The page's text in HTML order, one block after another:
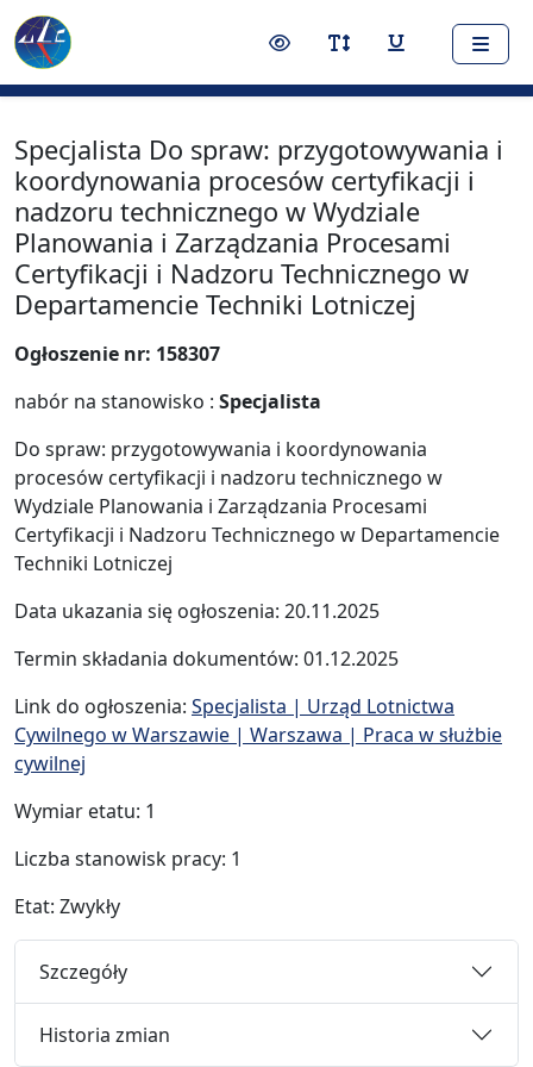
Nawigacja
Treść
Narzędzia dostępności
Przełącz rozmiar
Przełącz
Specjalista Do spraw: przygotowywania i
koordynowania procesów certyfikacji i
nadzoru technicznego w Wydziale
Planowania i Zarządzania Procesami
Certyfikacji i Nadzoru Technicznego w
Departamencie Techniki Lotniczej
Ogłoszenie nr: 158307
nabór na stanowisko : Specjalista
Do spraw: przygotowywania i koordynowania
procesów certyfikacji i nadzoru technicznego w
Wydziale Planowania i Zarządzania Procesami
Certyfikacji i Nadzoru Technicznego w Departamencie
Techniki Lotniczej
Data ukazania się ogłoszenia: 20.11.2025
Termin składania dokumentów: 01.12.2025
Link do ogłoszenia: Specjalista | Urząd Lotnictwa
Cywilnego w Warszawie | Warszawa | Praca w służbie
cywilnej
Wymiar etatu: 1
Liczba stanowisk pracy: 1
Etat: Zwykły
Szczegóły
Historia zmian